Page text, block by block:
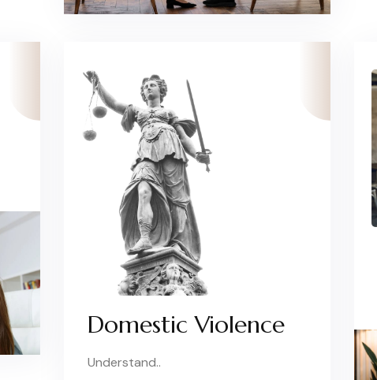
Domestic Violence
Understand..